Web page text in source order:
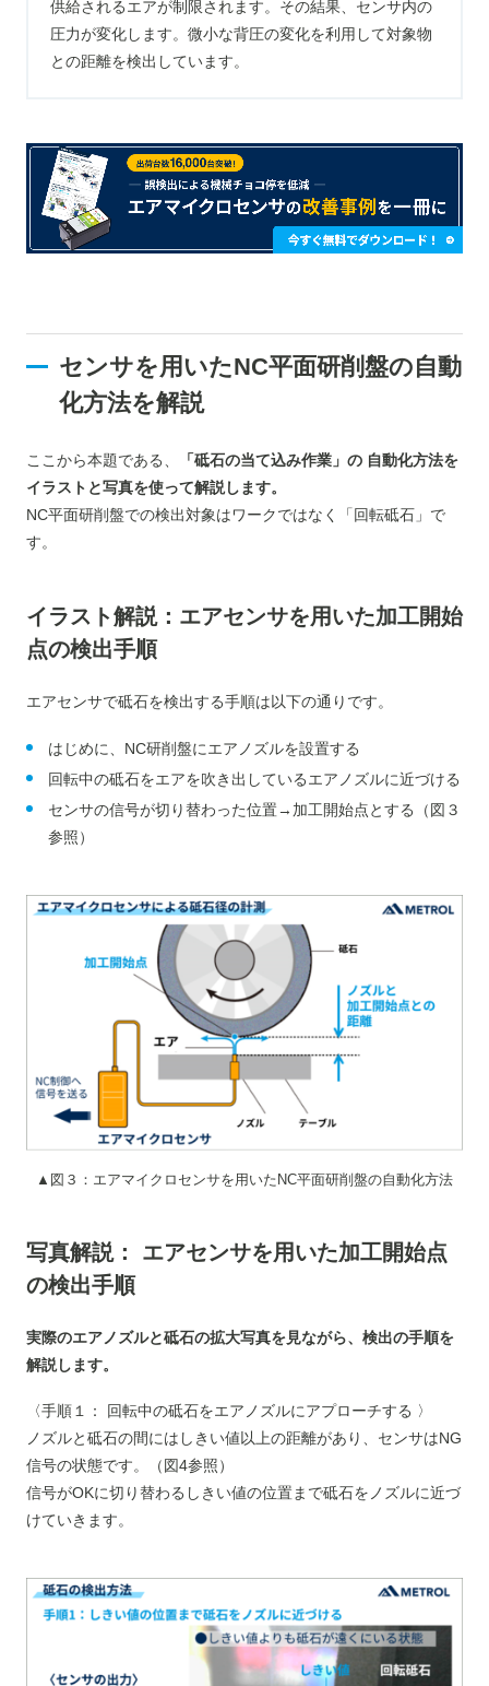
供給されるエアが制限されます。その結果、センサ内の
圧力が変化します。微小な背圧の変化を利用して対象物
との距離を検出しています。
センサを用いたNC平面研削盤の自動
化方法を解説
ここから本題である、
「砥石の当て込み作業」の 自動化方法を
イラストと写真を使って解説します。
NC平面研削盤での検出対象はワークではなく「回転砥石」で
す。
イラスト解説： エアセンサを用いた加工開始
点の検出手順
エアセンサで砥石を検出する手順は以下の通りです。
はじめに、NC研削盤にエアノズルを設置する
回転中の砥石をエアを吹き出しているエアノズルに近づける
センサの信号が切り替わった位置→加工開始点とする（図３
参照）
▲図３：エアマイクロセンサを用いたNC平面研削盤の自動化方法
写真解説： エアセンサを用いた加工開始点
の検出手順
実際のエアノズルと砥石の拡大写真を見ながら、検出の手順を
解説します。
〈手順１： 回転中の砥石をエアノズルにアプローチする 〉
ノズルと砥石の間にはしきい値以上の距離があり、センサはNG
信号の状態です。（図4参照）
信号がOKに切り替わるしきい値の位置まで砥石をノズルに近づ
けていきます。